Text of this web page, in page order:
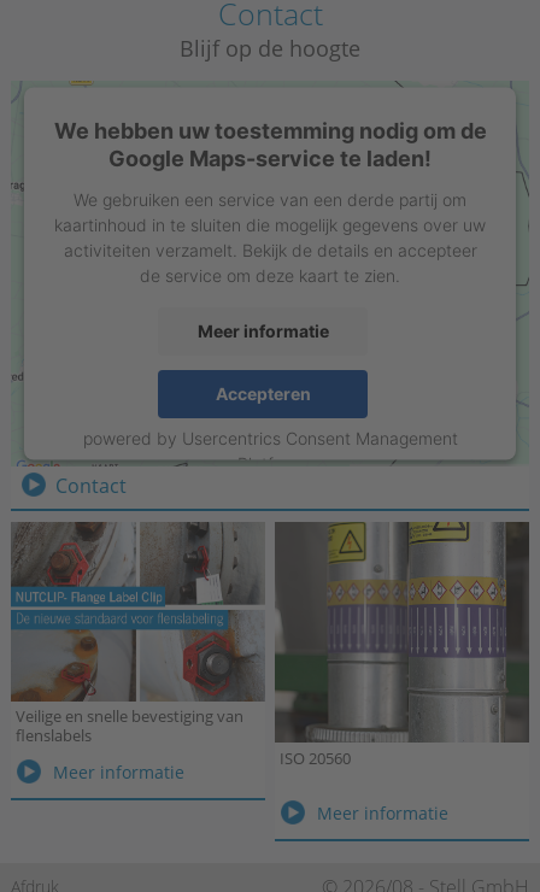
Contact
Blijf op de hoogte
We hebben uw toestemming nodig om de
Google Maps-service te laden!
We gebruiken een service van een derde partij om
kaartinhoud in te sluiten die mogelijk gegevens over uw
activiteiten verzamelt. Bekijk de details en accepteer
de service om deze kaart te zien.
Meer informatie
Accepteren
powered by Usercentrics Consent Management
Platform
Stell Sign-Projects B.V.
Weurden 78 · 7101 NL Winterswijk
+31 315 215550
Contact
Veilige en snelle bevestiging van
flenslabels
Meer informatie
en
ISO 20560
Meer informatie
20560
Navigatie
Afdruk